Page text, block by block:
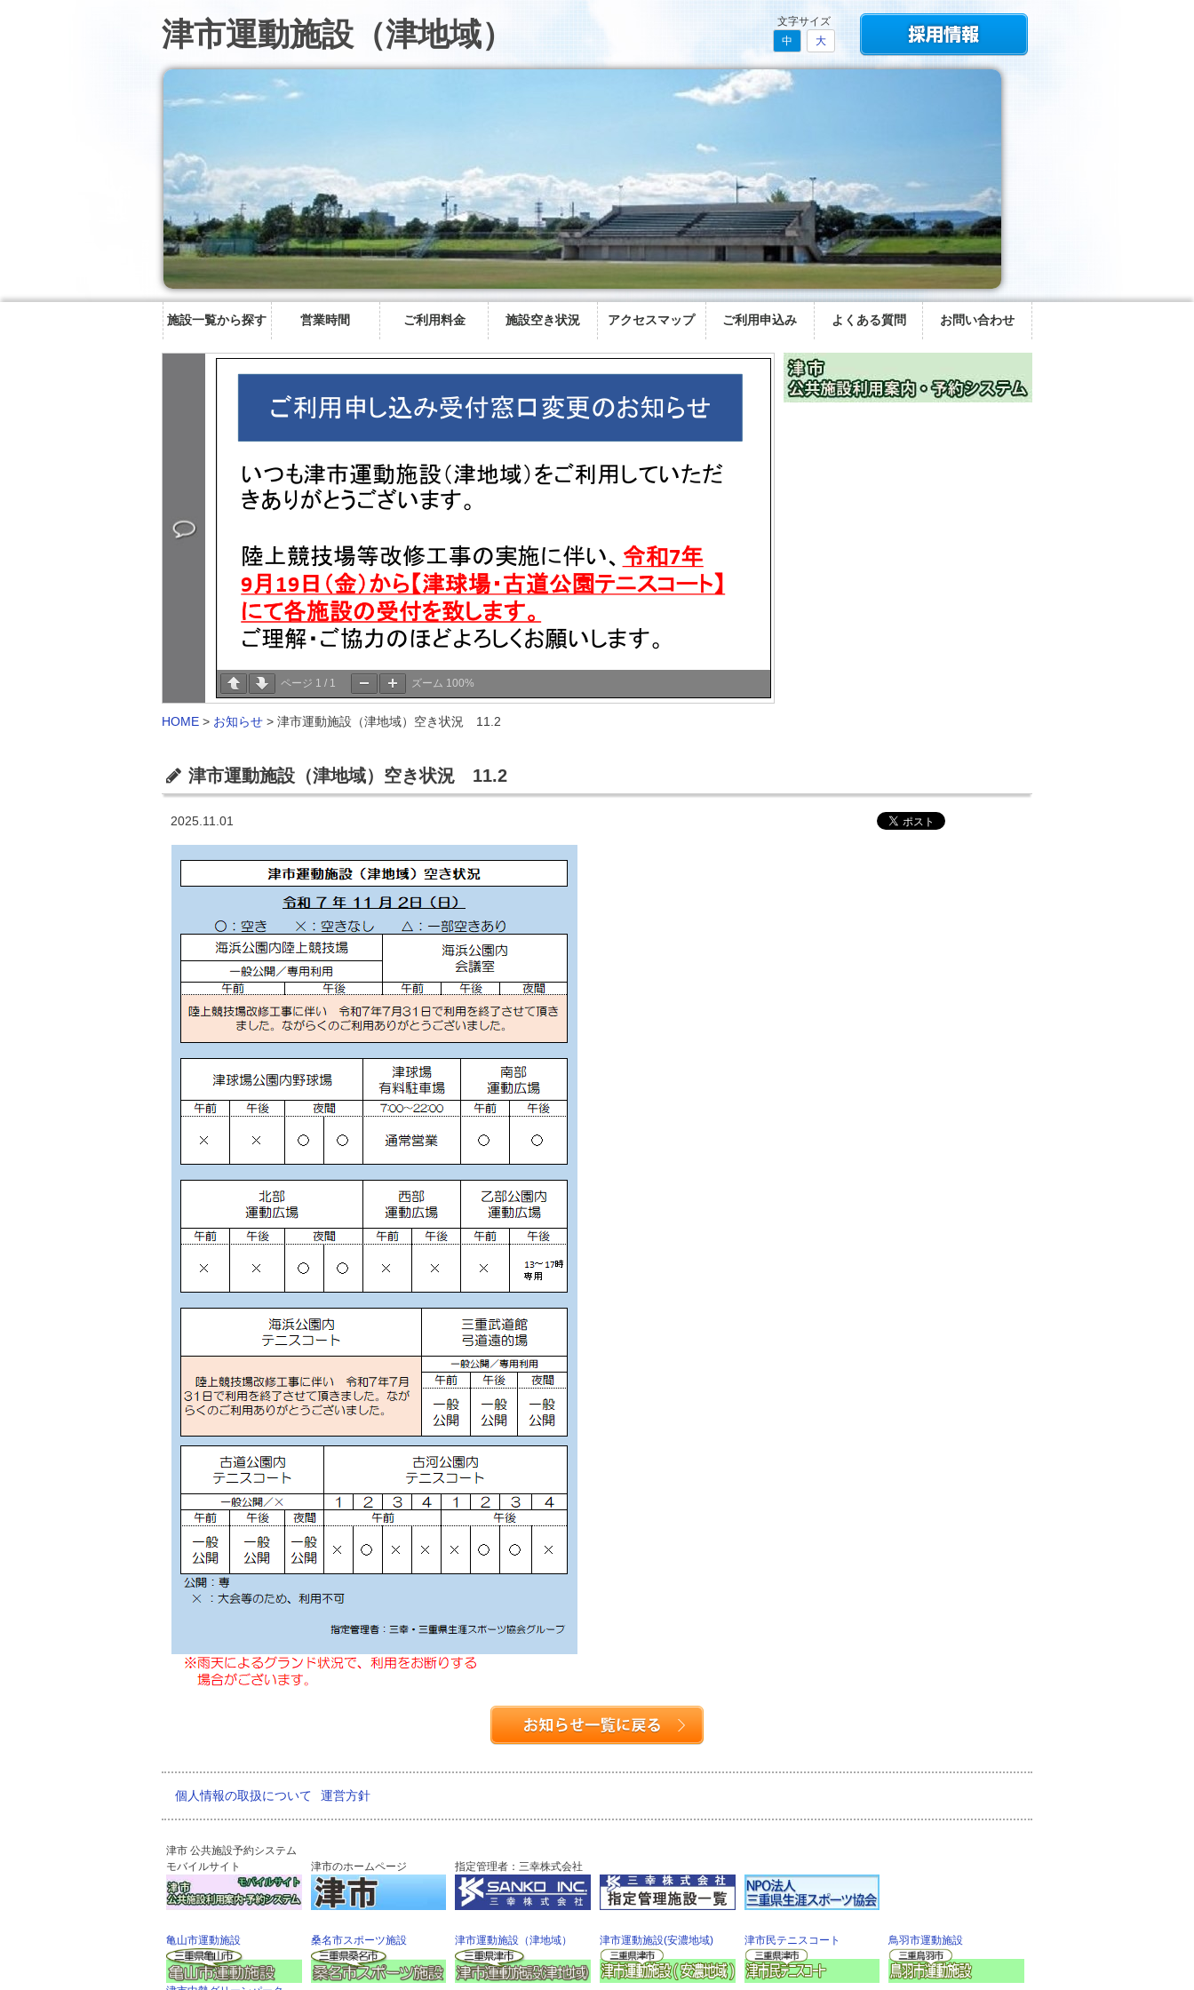
津市運動施設（津地域）
文字サイズ
中
大
施設一覧から探す 営業時間 ご利用料金 施設空き状況 アクセスマップ ご利用申込み よくある質問 お問い合わせ
ページ 1 / 1 ズーム 100%
HOME > お知らせ > 津市運動施設（津地域）空き状況 11.2
津市運動施設（津地域）空き状況 11.2
2025.11.01
個人情報の取扱について 運営方針
津市 公共施設予約システム
モバイルサイト
津市のホームページ 指定管理者：三幸株式会社